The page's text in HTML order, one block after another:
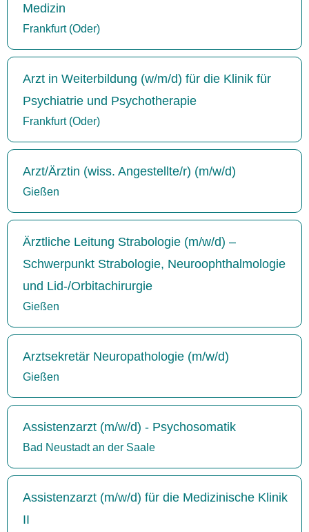
Medizin
Frankfurt (Oder)
Arzt in Weiterbildung (w/m/d) für die Klinik für
Psychiatrie und Psychotherapie
Frankfurt (Oder)
Arzt/Ärztin (wiss. Angestellte/r) (m/w/d)
Gießen
Ärztliche Leitung Strabologie (m/w/d) –
Schwerpunkt Strabologie, Neuroophthalmologie
und Lid-/Orbitachirurgie
Gießen
Arztsekretär Neuropathologie (m/w/d)
Gießen
Assistenzarzt (m/w/d) - Psychosomatik
Bad Neustadt an der Saale
Assistenzarzt (m/w/d) für die Medizinische Klinik
II